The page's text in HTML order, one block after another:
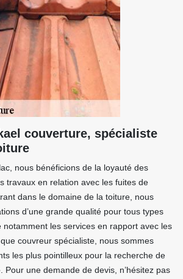
couverture, spécialiste
nous bénéficions de la loyauté des
travaux en relation avec les fuites de
dans le domaine de la toiture, nous
d’une grande qualité pour tous types
les services en rapport avec les
couvreur spécialiste, nous sommes
les plus pointilleux pour la recherche de
Pour une demande de devis, n’hésitez pas